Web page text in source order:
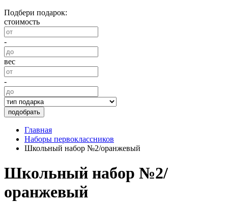
Подбери подарок:
стоимость
-
вес
-
подобрать
Главная
Наборы первоклассников
Школьный набор №2/оранжевый
Школьный набор №2/
оранжевый